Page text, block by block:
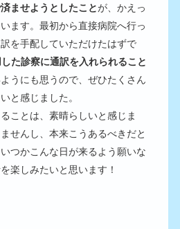
ませようとしたことが、かえっ
ます。最初から直接病院へ行っ
を手配していただけたはずで
た診察に通訳を入れられること
うにも思うので、ぜひたくさん
と感じました。
ことは、素晴らしいと感じま
せんし、本来こうあるべきだと
つかこんな日が来るよう願いな
楽しみたいと思います！